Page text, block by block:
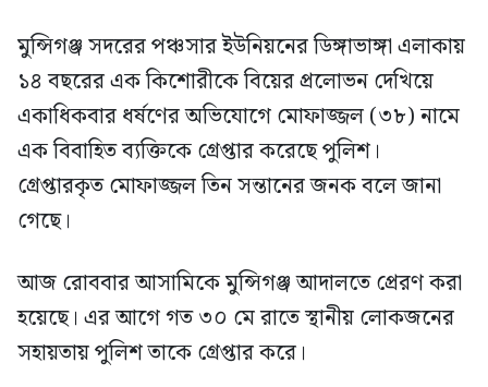
মুন্সিগঞ্জ সদরের পঞ্চসার ইউনিয়নের ডিঙ্গাভাঙ্গা এলাকায়
১৪ বছরের এক কিশোরীকে বিয়ের প্রলোভন দেখিয়ে
একাধিকবার ধর্ষণের অভিযোগে মোফাজ্জল (৩৮) নামে
এক বিবাহিত ব্যক্তিকে গ্রেপ্তার করেছে পুলিশ।
গ্রেপ্তারকৃত মোফাজ্জল তিন সন্তানের জনক বলে জানা
গেছে।
​আজ রোববার আসামিকে মুন্সিগঞ্জ আদালতে প্রেরণ করা
হয়েছে। এর আগে গত ৩০ মে রাতে স্থানীয় লোকজনের
সহায়তায় পুলিশ তাকে গ্রেপ্তার করে।